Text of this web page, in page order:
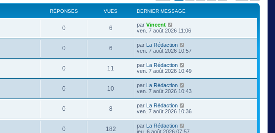
RÉPONSES VUES DERNIER MESSAGE
0 6 par Vincent
ven. 7 août 2026 11:06
0 6 par La Rédaction
ven. 7 août 2026 10:57
0 11 par La Rédaction
ven. 7 août 2026 10:49
0 10 par La Rédaction
ven. 7 août 2026 10:43
0 8 par La Rédaction
ven. 7 août 2026 10:36
0 182 par La Rédaction
jeu. 6 août 2026 07:57